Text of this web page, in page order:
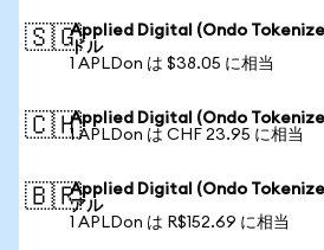
🇸🇬Applied Digital (Ondo
ドル
1 APLDon は $38.05 に相当
🇨🇭Applied Digital (Ondo
1 APLDon は CHF 23.95 に相当
🇧🇷Applied Digital (Ondo
アル
1 APLDon は R$152.69 に相当